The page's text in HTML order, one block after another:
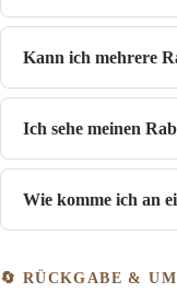
Kann ich mehrere
Ich sehe meinen
Wie komme ich an
🔄 RÜCKGABE &